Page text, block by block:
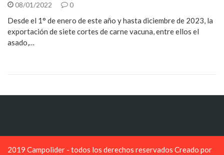
08/01/2022 0
Desde el 1° de enero de este año y hasta diciembre de 2023, la
exportación de siete cortes de carne vacuna, entre ellos el
asado,…
2019 Campolider - todos los derechos reservados Creado por